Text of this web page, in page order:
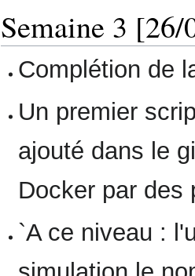
Semaine 3
Complétion de
Un premier
ajouté dans le
Docker par des
`A ce niveau :